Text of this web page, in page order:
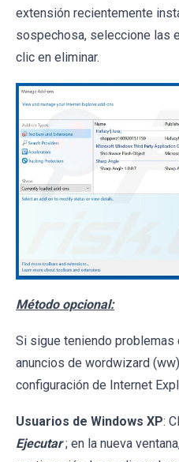
extensión recientemente
sospechosa, seleccione las
clic en eliminar.
Método opcional:
Si sigue teniendo problemas
anuncios de wordwizard
configuración de Internet
Usuarios de Windows XP:
Ejecutar ; en la nueva